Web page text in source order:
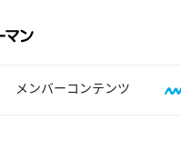
メンバーコンテンツ